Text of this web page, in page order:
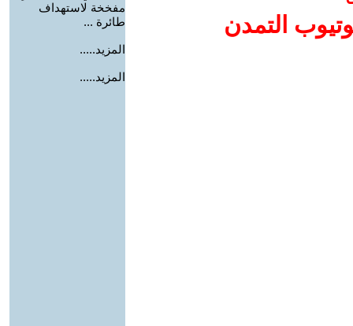
التمدن
مفخخة لاستهداف
طائرة ...
المزيد.....
المزيد.....